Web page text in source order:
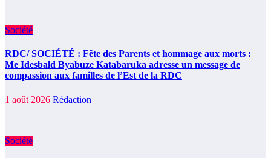
Société
RDC/ SOCIÉTÉ : Fête des Parents et hommage aux morts :
Me Idesbald Byabuze Katabaruka adresse un message de
compassion aux familles de l’Est de la RDC
1 août 2026 Rédaction
Société